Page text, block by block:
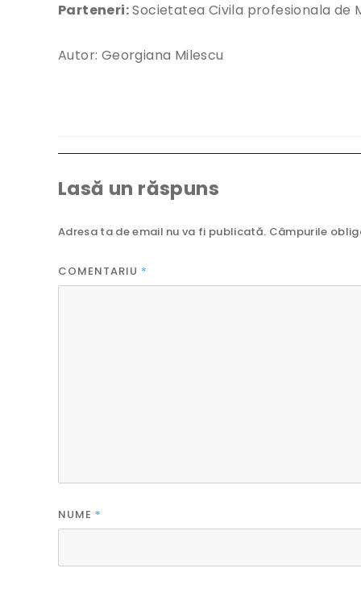
Parteneri:Societatea Civila profesionala de
Autor: Georgiana Milescu
Lasă un răspuns
Adresa ta de email nu va fi publicată. Câmpurile
COMENTARIU *
NUME *